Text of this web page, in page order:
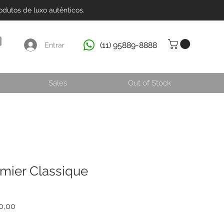
de luxo autênticos.
Entrar (11) 95889-8888
Sales Out of Stock
Classique